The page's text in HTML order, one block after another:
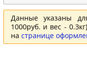
Данные указаны
1000руб. и вес -
на странице